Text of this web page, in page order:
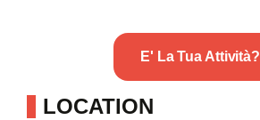
E' La Tua Attività?
LOCATION